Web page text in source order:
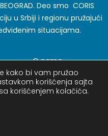
Deo smo CORIS
u Srbiji i regionu pružajući
situacijama.
O nama
Karijera
Preporuka
kako bi vam pružao
korišćenja sajta
korišćenjem kolačića.